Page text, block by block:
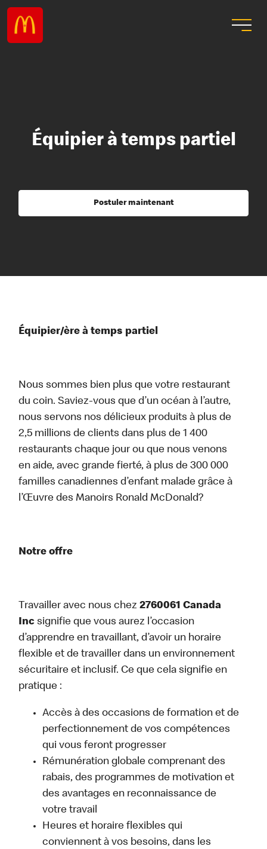
Équipier à temps partiel
Postuler maintenant
Équipier/ère à temps partiel
Nous sommes bien plus que votre restaurant
du coin. Saviez-vous que d’un océan à l’autre,
nous servons nos délicieux produits à plus de
2,5 millions de clients dans plus de 1 400
restaurants chaque jour ou que nous venons
en aide, avec grande fierté, à plus de 300 000
familles canadiennes d’enfant malade grâce à
l’Œuvre des Manoirs Ronald McDonald?
Notre offre
Travailler avec nous chez2760061 Canada
Incsignifie que vous aurez l’occasion
d’apprendre en travaillant, d’avoir un horaire
flexible et de travailler dans un environnement
sécuritaire et inclusif. Ce que cela signifie en
pratique :
Accès à des occasions de formation et de
perfectionnement de vos compétences
qui vous feront progresser
Rémunération globale comprenant des
rabais, des programmes de motivation et
des avantages en reconnaissance de
votre travail
Heures et horaire flexibles qui
conviennent à vos besoins, dans les